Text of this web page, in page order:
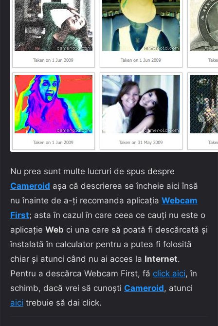
Nu prea sunt multe lucruri de spus despre
Cameroid așa că descrierea se încheie aici însă
nu înainte de a-ți recomanda aplicația Webcam
First; asta în cazul în care ceea ce cauți nu este o
aplicație Web ci una care să poată fi descărcată și
înstalată în calculator pentru a putea fi folosită
chiar și atunci când nu ai acces la Internet.
Pentru a descărca Webcam First, fă click aici, în
schimb, dacă vrei să cunoști Cameroid, atunci
aici trebuie să dai click.